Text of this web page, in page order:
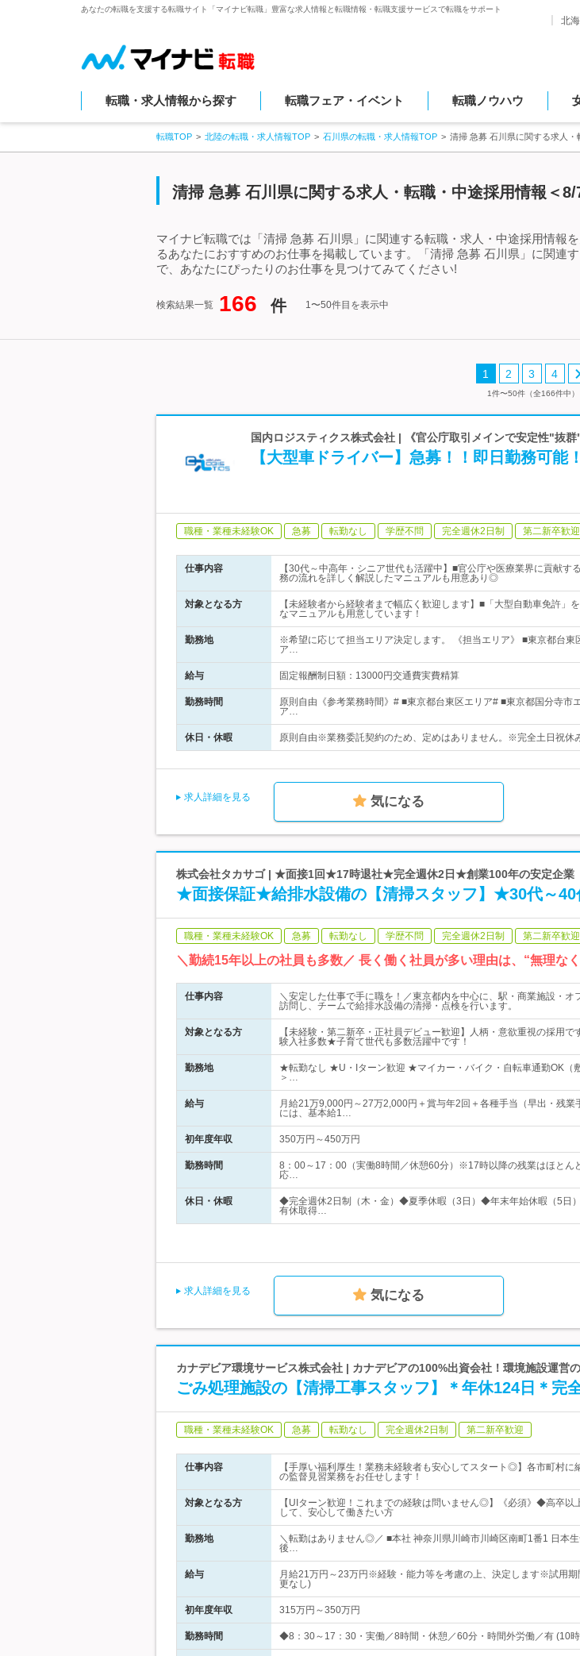
あなたの転職を支援する転職サイト「マイナビ転職」豊富な求人情報と転職情報・転職支援サービスで転職をサポート
北
転職・求人情報から探す 転職フェア・イベント 転職ノウハウ
転職TOP 北陸の転職・求人情報TOP 石川県の転職・求人情報TOP 清掃 急募 石川県に関する求人・
清掃 急募 石川県に関する求人・転職・中途採用情報＜8/
マイナビ転職では「清掃 急募 石川県」に関連する転職・求人・中途採用情報
るあなたにおすすめのお仕事を掲載しています。「清掃 急募 石川県」に関連
で、あなたにぴったりのお仕事を見つけてみてください!
検索結果一覧 166 件 1〜50件目を表示中
1 2 3 4
1件〜50件（全166件中）
国内ロジスティクス株式会社 | 《官公庁取引メインで安定性"抜
【大型車ドライバー】急募！！即日勤務可能
職種・業種未経験OK 急募 転勤なし 学歴不問 完全週休2日制 第二新卒歓迎
仕事内容
【30代～中高年・シニア世代も活躍中】■官公庁や医療業界に貢献
務の流れを詳しく解説したマニュアルも用意あり◎
対象となる方
【未経験者から経験者まで幅広く歓迎します】■「大型自動車免許」
なマニュアルも用意しています！
勤務地
※希望に応じて担当エリア決定します。 《担当エリア》 ■東京都台東
ア…
給与 固定報酬制日額：13000円交通費実費精算
勤務時間
原則自由《参考業務時間》# ■東京都台東区エリア# ■東京都国分寺市
ア…
休日・休暇 原則自由※業務委託契約のため、定めはありません。※完全土日祝休
求人詳細を見る 気になる
株式会社タカサゴ | ★面接1回★17時退社★完全週休2日★創業100年の安定企業
★面接保証★給排水設備の【清掃スタッフ】★30代～40
職種・業種未経験OK 急募 転勤なし 学歴不問 完全週休2日制 第二新卒歓迎
＼勤続15年以上の社員も多数／ 長く働く社員が多い理由は、“無理な
仕事内容
＼安定した仕事で手に職を！／東京都内を中心に、駅・商業施設・オ
訪問し、チームで給排水設備の清掃・点検を行います。
対象となる方
【未経験・第二新卒・正社員デビュー歓迎】人柄・意欲重視の採用
験入社多数★子育て世代も多数活躍中です！
勤務地
★転勤なし ★U・Iターン歓迎 ★マイカー・バイク・自転車通勤OK（
＞…
給与
月給21万9,000円～27万2,000円＋賞与年2回＋各種手当（早出・残
には、基本給1…
初年度年収 350万円～450万円
勤務時間
8：00～17：00（実働8時間／休憩60分）※17時以降の残業はほとん
応…
休日・休暇
◆完全週休2日制（木・金）◆夏季休暇（3日）◆年末年始休暇（5日
有休取得…
求人詳細を見る 気になる
カナデビア環境サービス株式会社 | カナデビアの100%出資会社！環境施設運営
ごみ処理施設の【清掃工事スタッフ】＊年休124日＊完
職種・業種未経験OK 急募 転勤なし 完全週休2日制 第二新卒歓迎
仕事内容
【手厚い福利厚生！業務未経験者も安心してスタート◎】各市町村に
の監督見習業務をお任せします！
対象となる方
【UIターン歓迎！これまでの経験は問いません◎】《必須》◆高卒以
して、安心して働きたい方
勤務地
＼転勤はありません◎／ ■本社 神奈川県川崎市川崎区南町1番1 日本
後…
給与
月給21万円～23万円※経験・能力等を考慮の上、決定します※試用
更なし)
初年度年収 315万円～350万円
勤務時間 ◆8：30～17：30・実働／8時間・休憩／60分・時間外労働／有 (10